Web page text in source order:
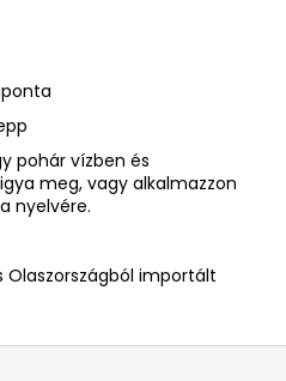
pohár vízben és
meg, vagy alkalmazzon
nyelvére.
Olaszországból importált